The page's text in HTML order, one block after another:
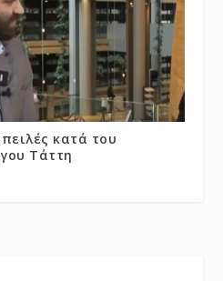
κατά του
Τάττη